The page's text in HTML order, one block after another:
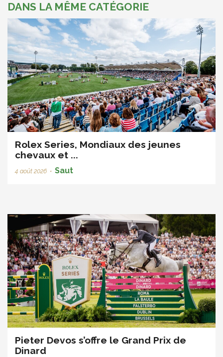
DANS LA MÊME CATÉGORIE
Rolex Series, Mondiaux des jeunes
chevaux et ...
4 août 2026 • Saut
Pieter Devos s’offre le Grand Prix de
Dinard